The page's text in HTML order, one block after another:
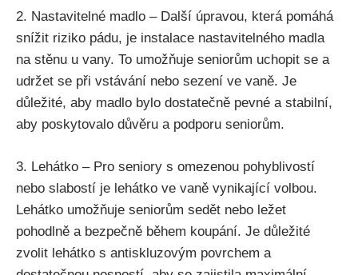
2. Nastavitelné madlo – Další úpravou, která pomáhá
snížit riziko pádu, je instalace nastavitelného madla
na stěnu u vany. To umožňuje seniorům uchopit se a
udržet se při vstávání nebo sezení ve vaně. Je
důležité, aby madlo bylo dostatečně pevné a stabilní,
aby poskytovalo důvěru a podporu seniorům.
3. Lehátko – Pro seniory s omezenou pohyblivostí
nebo slabostí je lehátko ve vaně vynikající volbou.
Lehátko umožňuje seniorům sedět nebo ležet
pohodlně a bezpečně během koupání. Je důležité
zvolit lehátko s antiskluzovým povrchem a